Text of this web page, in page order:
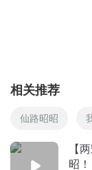
相关推荐
仙路昭昭
【
昭！